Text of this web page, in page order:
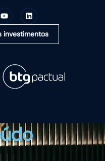
investimentos